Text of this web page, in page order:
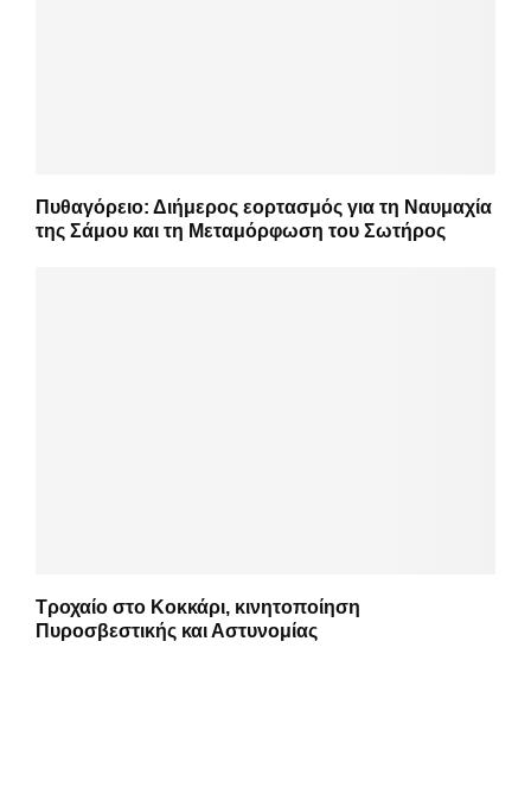
Πυθαγόρειο: Διήμερος εορτασμός για τη Ναυμαχία
της Σάμου και τη Μεταμόρφωση του Σωτήρος
Τροχαίο στο Κοκκάρι, κινητοποίηση
Πυροσβεστικής και Αστυνομίας